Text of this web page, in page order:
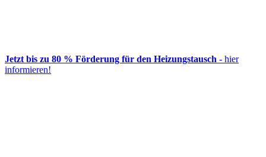
Jetzt bis zu 80 % Förderung für den Heizungstausch - hier
informieren!